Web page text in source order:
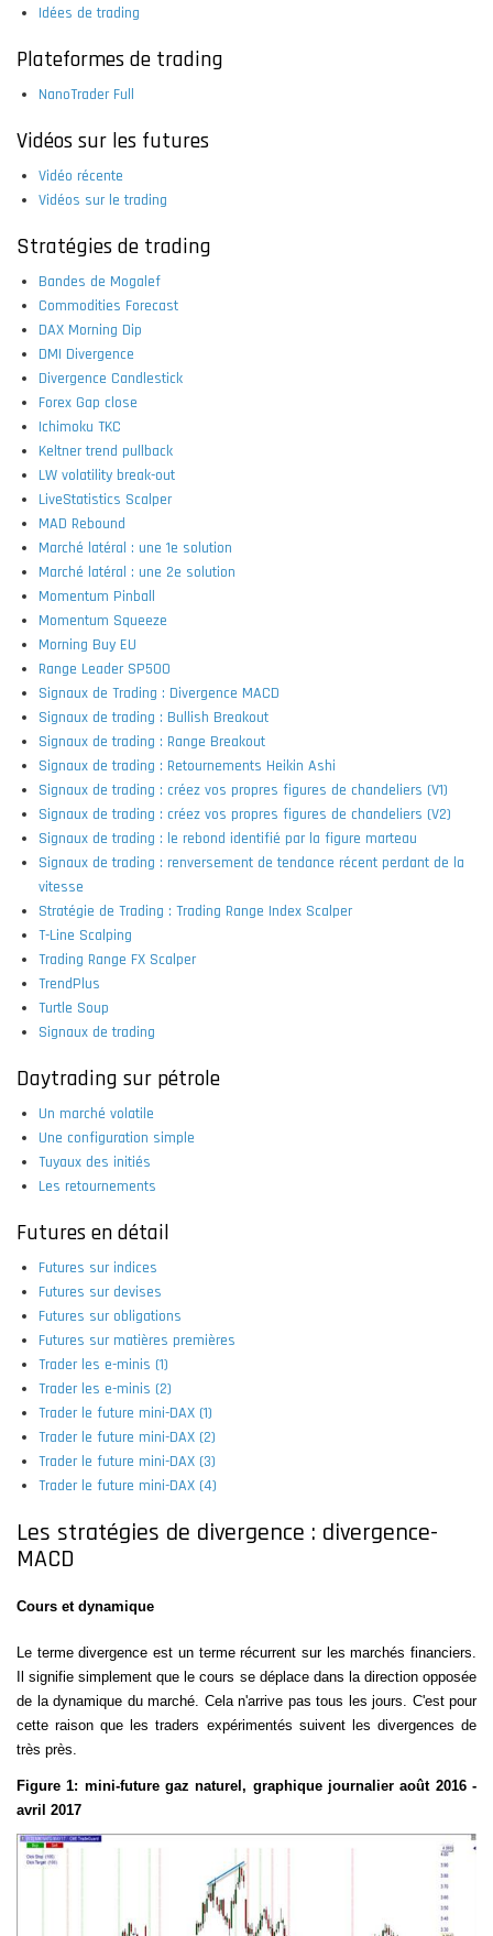
Idées de trading
Plateformes de trading
NanoTrader Full
Vidéos sur les futures
Vidéo récente
Vidéos sur le trading
Stratégies de trading
Bandes de Mogalef
Commodities Forecast
DAX Morning Dip
DMI Divergence
Divergence Candlestick
Forex Gap close
Ichimoku TKC
Keltner trend pullback
LW volatility break-out
LiveStatistics Scalper
MAD Rebound
Marché latéral : une 1e solution
Marché latéral : une 2e solution
Momentum Pinball
Momentum Squeeze
Morning Buy EU
Range Leader SP500
Signaux de Trading : Divergence MACD
Signaux de trading : Bullish Breakout
Signaux de trading : Range Breakout
Signaux de trading : Retournements Heikin Ashi
Signaux de trading : créez vos propres figures de chandeliers (V1)
Signaux de trading : créez vos propres figures de chandeliers (V2)
Signaux de trading : le rebond identifié par la figure marteau
Signaux de trading : renversement de tendance récent perdant de la
vitesse
Stratégie de Trading : Trading Range Index Scalper
T-Line Scalping
Trading Range FX Scalper
TrendPlus
Turtle Soup
Signaux de trading
Daytrading sur pétrole
Un marché volatile
Une configuration simple
Tuyaux des initiés
Les retournements
Futures en détail
Futures sur indices
Futures sur devises
Futures sur obligations
Futures sur matières premières
Trader les e-minis (1)
Trader les e-minis (2)
Trader le future mini-DAX (1)
Trader le future mini-DAX (2)
Trader le future mini-DAX (3)
Trader le future mini-DAX (4)
Les stratégies de divergence : divergence-
MACD
Cours et dynamique
Le terme divergence est un terme récurrent sur les marchés financiers.
Il signifie simplement que le cours se déplace dans la direction opposée
de la dynamique du marché. Cela n'arrive pas tous les jours. C'est pour
cette raison que les traders expérimentés suivent les divergences de
très près.
Figure 1: mini-future gaz naturel, graphique journalier août 2016 -
avril 2017